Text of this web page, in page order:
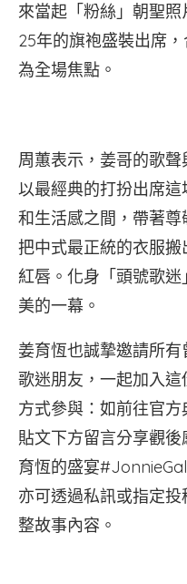
來當起「粉絲」朝聖
25年的旗袍盛裝出席
為全場焦點。
周蕙表示，姜哥的歌
以最經典的打扮出席
和生活感之間，帶著
把中式最正統的衣服
紅唇。化身「頭號歌
美的一幕。
姜育恆也誠摯邀請所
歌迷朋友，一起加入
方式參與：如前往官
貼文下方留言分享觀
育恆的盛宴
亦可透過私訊或指定
整故事內容。